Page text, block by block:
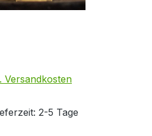
Versandkosten
2-5 Tage